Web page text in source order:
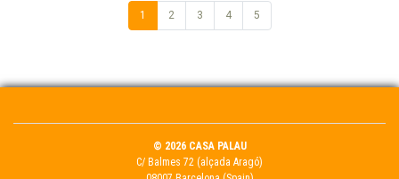
1 2 3 4 5
© 2026 CASA PALAU
C/ Balmes 72 (alçada Aragó)